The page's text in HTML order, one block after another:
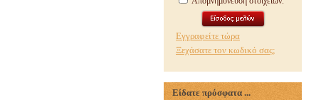
Εγγραφείτε τώρα
Ξεχάσατε τον κωδικό σας;
Είδατε πρόσφατα ...